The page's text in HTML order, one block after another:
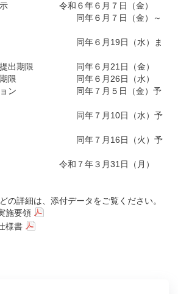
告示 令和６年６月７日（金）
期間 同年６月７日（金）～
同年６月19日（水）ま
書提出期限 同年６月21日（金）
提出期限 同年６月26日（水）
ーション 同年７月５日（金）予
通知 同年７月10日（水）予
同年７月16日（火）予
令和７年３月31日（月）
の詳細は、添付データをご覧ください。
施要領
様書